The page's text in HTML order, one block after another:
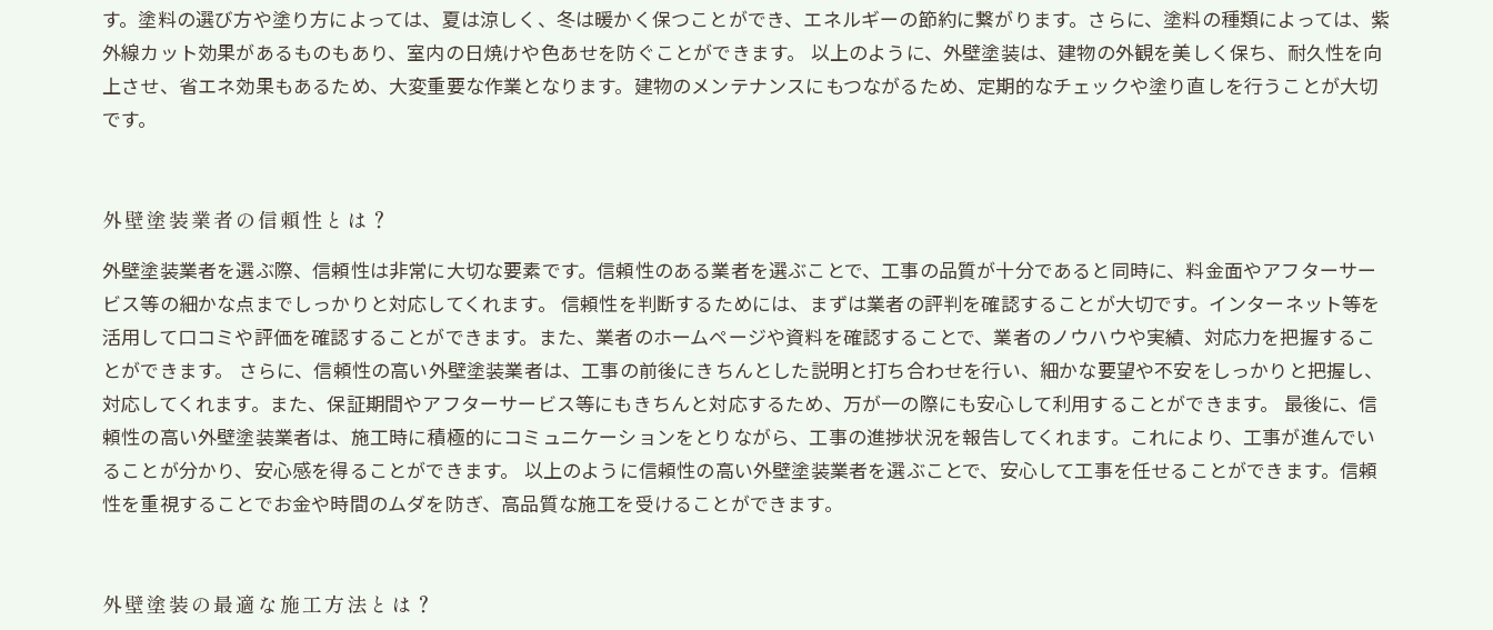
す。塗料の選び方や塗り方によっては、夏は涼しく、冬は暖かく保つことができ、エネルギーの節約に繋がります。さらに、塗料の種類によっては、紫
外線カット効果があるものもあり、室内の日焼けや色あせを防ぐことができます。 以上のように、外壁塗装は、建物の外観を美しく保ち、耐久性を向
上させ、省エネ効果もあるため、大変重要な作業となります。建物のメンテナンスにもつながるため、定期的なチェックや塗り直しを行うことが大切
です。
外壁塗装業者の信頼性とは？
外壁塗装業者を選ぶ際、信頼性は非常に大切な要素です。信頼性のある業者を選ぶことで、工事の品質が十分であると同時に、料金面やアフターサー
ビス等の細かな点までしっかりと対応してくれます。 信頼性を判断するためには、まずは業者の評判を確認することが大切です。インターネット等を
活用して口コミや評価を確認することができます。また、業者のホームページや資料を確認することで、業者のノウハウや実績、対応力を把握するこ
とができます。 さらに、信頼性の高い外壁塗装業者は、工事の前後にきちんとした説明と打ち合わせを行い、細かな要望や不安をしっかりと把握し、
対応してくれます。また、保証期間やアフターサービス等にもきちんと対応するため、万が一の際にも安心して利用することができます。 最後に、信
頼性の高い外壁塗装業者は、施工時に積極的にコミュニケーションをとりながら、工事の進捗状況を報告してくれます。これにより、工事が進んでい
ることが分かり、安心感を得ることができます。 以上のように信頼性の高い外壁塗装業者を選ぶことで、安心して工事を任せることができます。信頼
性を重視することでお金や時間のムダを防ぎ、高品質な施工を受けることができます。
外壁塗装の最適な施工方法とは？